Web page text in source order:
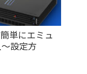
単にエミュ
設定方